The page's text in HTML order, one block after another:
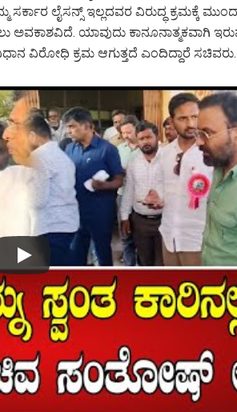
ಸರ್ಕಾರ ಲೈಸನ್ಸ್ ಇಲ್ಲದವರ ವಿರುದ್ಧ ಕ್ರಮಕ್ಕೆ
ಯಾವುದು ಕಾನೂನಾತ್ಮಕವಾಗಿ
ವಿರೋಧಿ ಕ್ರಮ ಆಗುತ್ತದೆ ಎಂದಿದ್ದಾರೆ ಸಚಿವರು.